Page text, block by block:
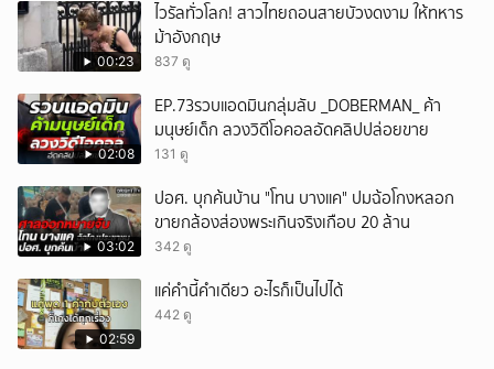
00:23
ไวรัลทั่วโลก! สาวไทยถอนสายบัวงดงาม ให้ทหาร
ม้าอังกฤษ
837 ดู
02:08
EP.73รวบแอดมินกลุ่มลับ _DOBERMAN_ ค้า
มนุษย์เด็ก ลวงวิดีโอคอลอัดคลิปปล่อยขาย
131 ดู
03:02
ปอศ. บุกค้นบ้าน "โทน บางแค" ปมฉ้อโกงหลอก
ขายกล้องส่องพระเกินจริงเกือบ 20 ล้าน
342 ดู
02:59
แค่คำนี้คำเดียว อะไรก็เป็นไปได้
442 ดู